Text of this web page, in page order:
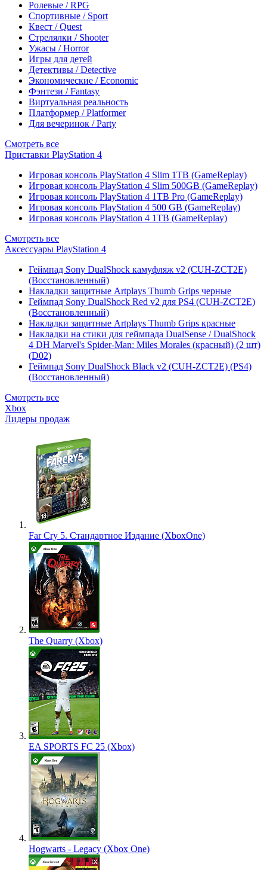
Ролевые / RPG
Спортивные / Sport
Квест / Quest
Стрелялки / Shooter
Ужасы / Horror
Игры для детей
Детективы / Detective
Экономические / Economic
Фэнтези / Fantasy
Виртуальная реальность
Платформер / Platformer
Для вечеринок / Party
Смотреть все
Приставки PlayStation 4
Игровая консоль PlayStation 4 Slim 1TB (GameReplay)
Игровая консоль PlayStation 4 Slim 500GB (GameReplay)
Игровая консоль PlayStation 4 1TB Pro (GameReplay)
Игровая консоль PlayStation 4 500 GB (GameReplay)
Игровая консоль PlayStation 4 1TB (GameReplay)
Смотреть все
Аксессуары PlayStation 4
Геймпад Sony DualShock камуфляж v2 (CUH-ZCT2E)
(Восстановленный)
Накладки защитные Artplays Thumb Grips черные
Геймпад Sony DualShock Red v2 для PS4 (CUH-ZCT2E)
(Восстановленный)
Накладки защитные Artplays Thumb Grips красные
Накладки на стики для геймпада DualSense / DualShock
4 DH Marvel's Spider-Man: Miles Morales (красный) (2 шт)
(D02)
Геймпад Sony DualShock Black v2 (CUH-ZCT2E) (PS4)
(Восстановленный)
Смотреть все
Xbox
Лидеры продаж
Far Cry 5. Стандартное Издание (XboxOne)
The Quarry (Xbox)
EA SPORTS FC 25 (Xbox)
Hogwarts - Legacy (Xbox One)